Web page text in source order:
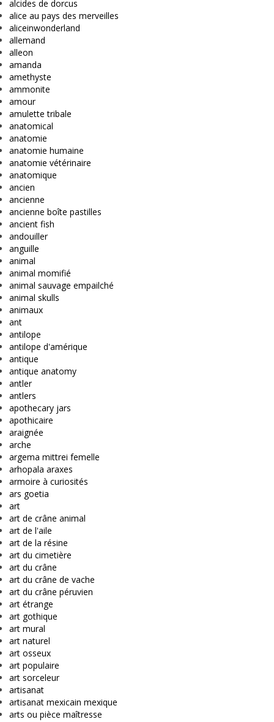
alcides de dorcus
alice au pays des merveilles
aliceinwonderland
allemand
alleon
amanda
amethyste
ammonite
amour
amulette tribale
anatomical
anatomie
anatomie humaine
anatomie vétérinaire
anatomique
ancien
ancienne
ancienne boîte pastilles
ancient fish
andouiller
anguille
animal
animal momifié
animal sauvage empailché
animal skulls
animaux
ant
antilope
antilope d'amérique
antique
antique anatomy
antler
antlers
apothecary jars
apothicaire
araignée
arche
argema mittrei femelle
arhopala araxes
armoire à curiosités
ars goetia
art
art de crâne animal
art de l'aile
art de la résine
art du cimetière
art du crâne
art du crâne de vache
art du crâne péruvien
art étrange
art gothique
art mural
art naturel
art osseux
art populaire
art sorceleur
artisanat
artisanat mexicain mexique
arts ou pièce maîtresse